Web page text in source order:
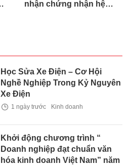
nhận chứng nhận hệ
Học Sửa Xe Điện – Cơ Hội
Nghề Nghiệp Trong Kỷ Nguyên
Xe Điện
1 ngày trước Kinh doanh
Khởi động chương trình “
Doanh nghiệp đạt chuẩn văn
hóa kinh doanh Việt Nam” năm